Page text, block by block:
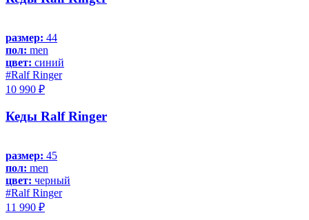
размер: 44
пол: men
цвет: синий
#Ralf Ringer
10 990 ₽
Кеды Ralf Ringer
размер: 45
пол: men
цвет: черный
#Ralf Ringer
11 990 ₽